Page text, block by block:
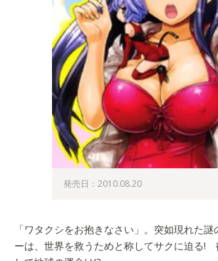
発売日：2010.08.20
「ワタクシをお抱きなさい」。突如現れた
ーは、世界を救うためと称してサクに迫る